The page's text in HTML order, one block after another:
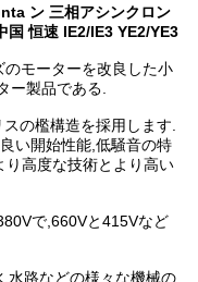
ン 三相アシンクロン
国 恒速 IE2/IE3 YE2/YE3
モーターを改良した小
ー製品である.
の檻構造を採用します.
い開始性能,低騒音の特
高度な技術とより高い
で,660Vと415Vなど
水路などの様々な機械の